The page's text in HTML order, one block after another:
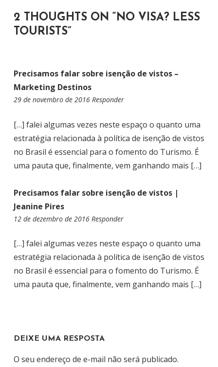
D
E
S
T
2 THOUGHTS ON “ NO VISA? LESS
TOURISTS”
Precisamos falar sobre isenção de vistos –
Marketing Destinos
29 de novembro de 2016 1
:
5
Responder
[…] falei algumas vezes neste espaço o quanto uma
estratégia relacionada à política de isenção de vistos
no Brasil é essencial para o fomento do Turismo. É
uma pauta que, finalmente, vem ganhando mais […]
Precisamos falar sobre isenção de vistos |
Jeanine Pires
12 de dezembro de 2016 0
:
4
Responder
[…] falei algumas vezes neste espaço o quanto uma
estratégia relacionada à política de isenção de vistos
no Brasil é essencial para o fomento do Turismo. É
uma pauta que, finalmente, vem ganhando mais […]
DEIXE UMA RESPOSTA
O seu endereço de e-mail não será publicado.